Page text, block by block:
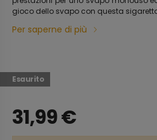
gioco dello svapo con questa
Per saperne di più
Esaurito
31,99€